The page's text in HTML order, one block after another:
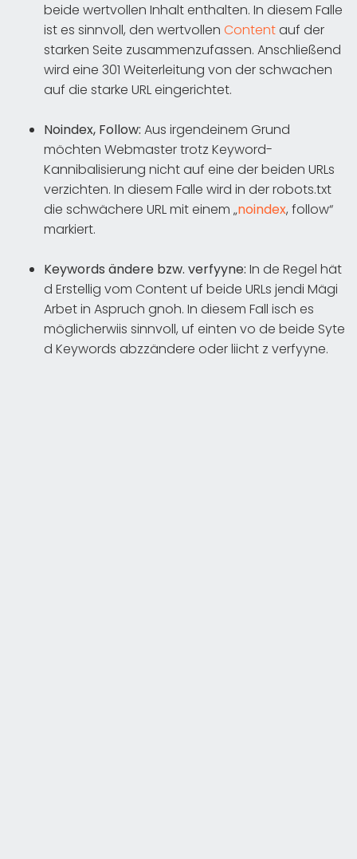
beide wertvollen Inhalt enthalten. In diesem Falle
ist es sinnvoll, den wertvollen Contentauf der
starken Seite zusammenzufassen. Anschließend
wird eine 301 Weiterleitung von der schwachen
auf die starke URL eingerichtet.
Noindex, Follow: Aus irgendeinem Grund
möchten Webmaster trotz Keyword-
Kannibalisierung nicht auf eine der beiden URLs
verzichten. In diesem Falle wird in der robots.txt
die schwächere URL mit einem „noindex, follow“
markiert.
Keywords ändere bzw. verfyyne: In de Regel hät
d Erstellig vom Content uf beide URLs jendi Mägi
Arbet in Aspruch gnoh. In diesem Fall isch es
möglicherwiis sinnvoll, uf einten vo de beide Syte
d Keywords abzzändere oder liicht z verfyyne.